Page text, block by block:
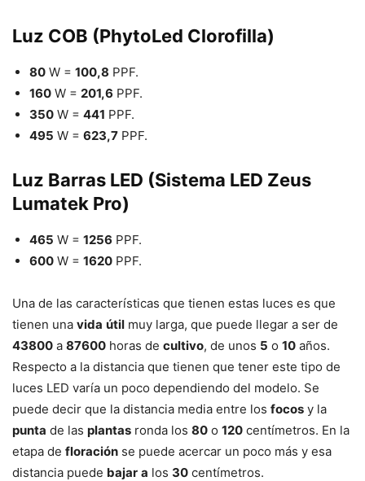
Luz COB (PhytoLed Clorofilla)
80 W = 100,8 PPF.
160 W = 201,6 PPF.
350 W = 441 PPF.
495 W = 623,7 PPF.
Luz Barras LED (Sistema LED Zeus
Lumatek Pro)
465 W = 1256 PPF.
600 W = 1620 PPF.
Una de las características que tienen estas luces es que
tienen una vida útil muy larga, que puede llegar a ser de
43800 a 87600 horas de cultivo, de unos 5 o 10 años.
Respecto a la distancia que tienen que tener este tipo de
luces LED varía un poco dependiendo del modelo. Se
puede decir que la distancia media entre los focos y la
punta de las plantas ronda los 80 o 120 centímetros. En la
etapa de floración se puede acercar un poco más y esa
distancia puede bajar a los 30 centímetros.